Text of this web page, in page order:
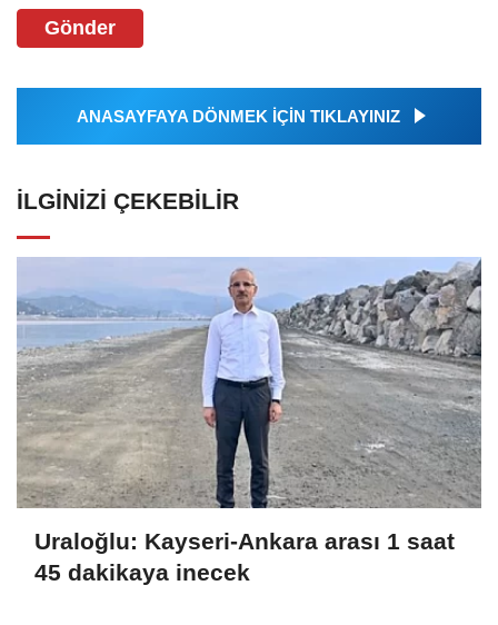
Gönder
ANASAYFAYA DÖNMEK İÇİN TIKLAYINIZ
İLGINIZI ÇEKEBILIR
Uraloğlu: Kayseri-Ankara arası 1 saat
45 dakikaya inecek